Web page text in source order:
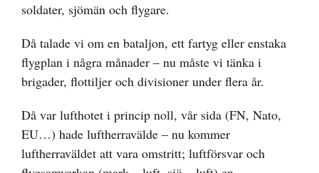
soldater, sjömän och flygare.
Då talade vi om en bataljon, ett fartyg eller enstaka
flygplan i några månader – nu måste vi tänka i
brigader, flottiljer och divisioner under flera år.
Då var lufthotet i princip noll, vår sida (FN, Nato,
EU…) hade luftherravälde – nu kommer
luftherraväldet att vara omstritt; luftförsvar och